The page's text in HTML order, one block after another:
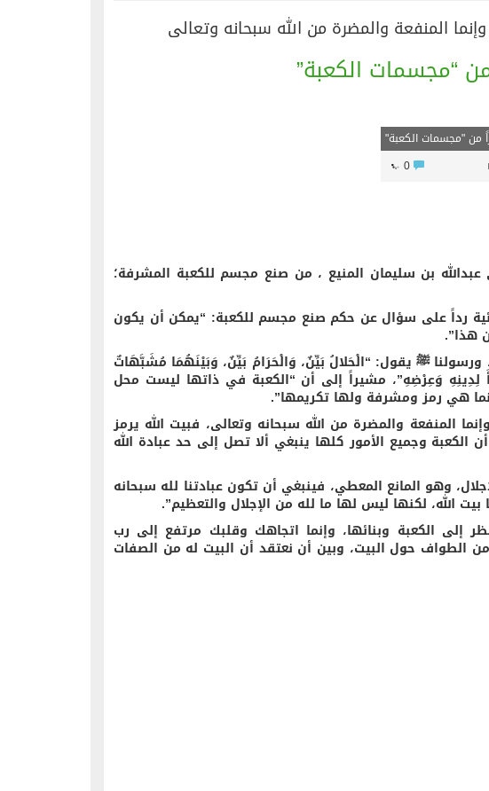
المنفعة والمضرة من الله سبحانه وتعالى
“مجسمات الكعبة”
من "مجسمات الكعبة"
عبدالله بن سليمان المنيع ، من صنع مجسم للكعبة المشرفة؛
رداً على سؤال عن حكم صنع مجسم للكعبة: “يمكن أن يكون
هذا”.
ﷺ يقول: “الْحَلالُ بَيِّنٌ، وَالْحَرَامُ بَيِّنٌ، وَبَيْنَهُمَا مُشَبَّهَاتٌ
وَعِرْضِهِ”، مشيراً إلى أن “الكعبة في ذاتها ليست محل
وإنما هي رمز ومشرفة ولها تكريمها”.
المنفعة والمضرة من الله سبحانه وتعالى، فبيت الله يرمز
الكعبة وجميع الأمور كلها ينبغي ألا تصل إلى حد عبادة الله
وهو المانع المعطي، فينبغي أن تكون عبادتنا لله سبحانه
الله، لكنها ليس لها ما لله من الإجلال والتعظيم”.
الكعبة وبنائها، وإنما اتجاهك وقلبك مرتفع إلى رب
الطواف حول البيت، وبين أن نعتقد أن البيت له من الصفات